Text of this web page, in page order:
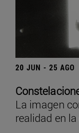
20 JUN - 25 AGO
La imagen
realidad en